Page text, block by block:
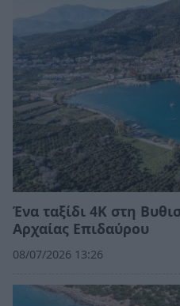
Ένα ταξίδι 4K στη
Αρχαίας Επιδαύρου
08/07/2026 13:26